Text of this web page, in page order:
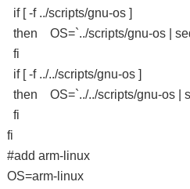
if [ -f ../scripts/gnu-os ]
then OS=`../scripts/gnu-os |
fi
if [ -f ../../scripts/gnu-os ]
then OS=`../../scripts/gnu-os |
fi
fi
#add arm-linux
OS=arm-linux